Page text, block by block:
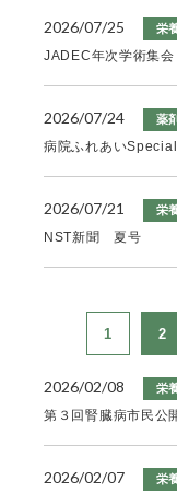
2026/07/25 栄
JADEC年次学術集会
2026/07/24 薬
病院ふれあい
2026/07/21 栄
NST新聞 夏号
1 2
2026/02/08 栄
第３回腎臓病市民公
2026/02/07 栄